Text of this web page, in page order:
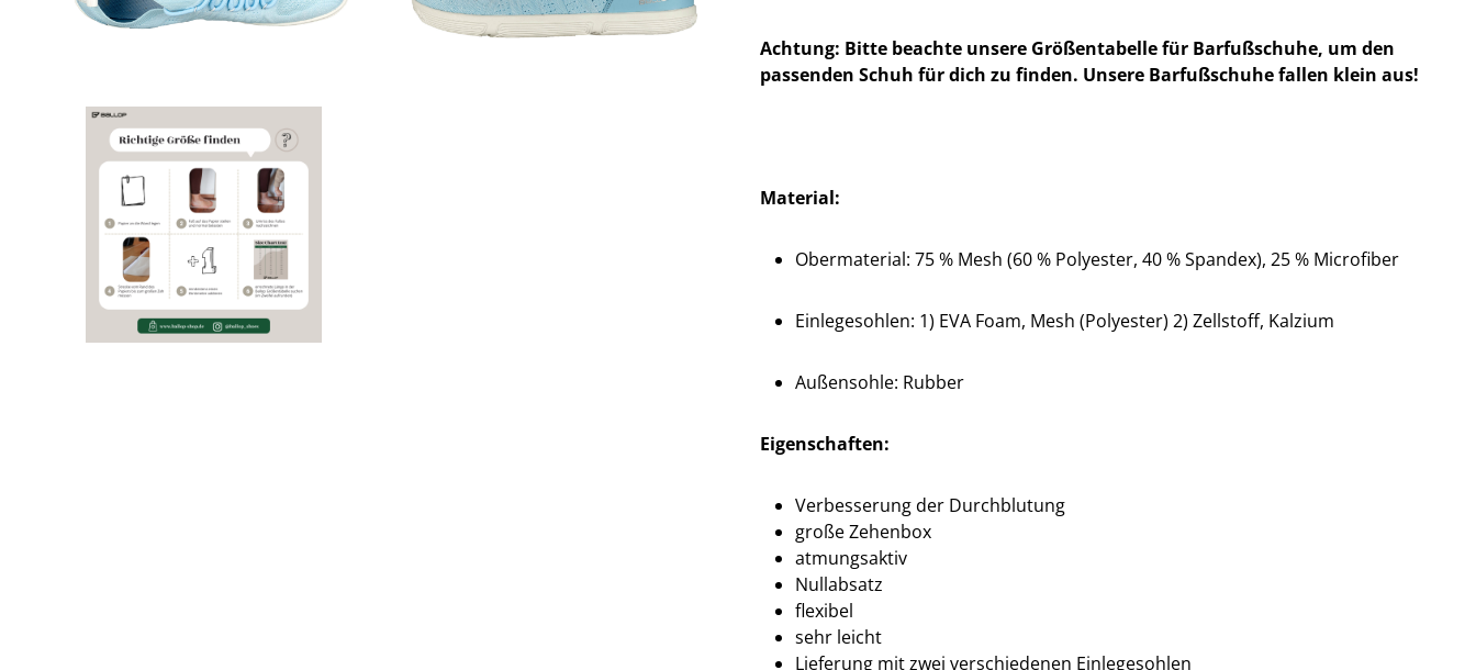
Achtung: Bitte beachte unsere Größentabelle für Barfußschuhe, um den
passenden Schuh für dich zu finden. Unsere Barfußschuhe fallen klein aus!
Material:
Obermaterial: 75 % Mesh (60 % Polyester, 40 % Spandex), 25 % Microfiber
Einlegesohlen: 1) EVA Foam, Mesh (Polyester) 2) Zellstoff, Kalzium
Außensohle: Rubber
Eigenschaften:
Verbesserung der Durchblutung
große Zehenbox
atmungsaktiv
Nullabsatz
flexibel
sehr leicht
Lieferung mit zwei verschiedenen Einlegesohlen